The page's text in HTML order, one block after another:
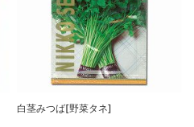
白茎みつば[野菜タネ]